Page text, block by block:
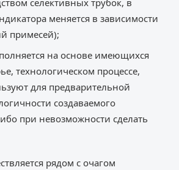
селективных трубок, в
меняется в зависимости
примесей);
на основе имеющихся
технологическом процессе,
для предварительной
создаваемого
при невозможности сделать
рядом с очагом